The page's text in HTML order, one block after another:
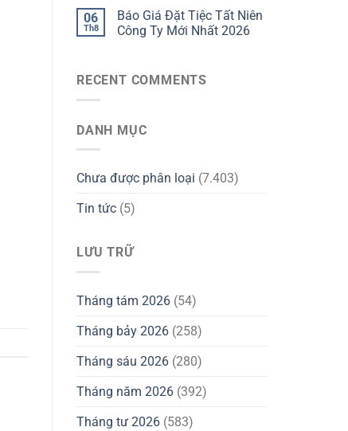
06
Th8
Báo Giá Đặt Tiệc Tất Niên
Công Ty Mới Nhất 2026
RECENT COMMENTS
DANH MỤC
Chưa được phân loại (7.403)
Tin tức (5)
LƯU TRỮ
Tháng tám 2026 (54)
Tháng bảy 2026 (258)
Tháng sáu 2026 (280)
Tháng năm 2026 (392)
Tháng tư 2026 (583)